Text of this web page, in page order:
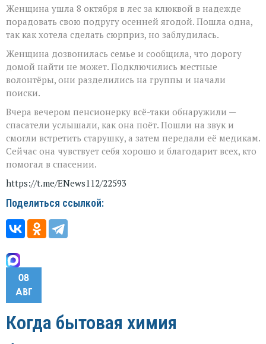
спасла
жизнь
летней
бабушке,
потерявшейся
в
лесу
Женщина ушла 8 октября в лес за клюквой в надежде
порадовать свою подругу осенней ягодой. Пошла одна,
так как хотела сделать сюрприз, но заблудилась.
Женщина дозвонилась семье и сообщила, что дорогу
домой найти не может. Подключились местные
волонтёры, они разделились на группы и начали
поиски.
Вчера вечером пенсионерку всё-таки обнаружили —
спасатели услышали, как она поёт. Пошли на звук и
смогли встретить старушку, а затем передали её медикам.
Сейчас она чувствует себя хорошо и благодарит всех, кто
помогал в спасении.
https://t.me/ENews112/22593
Поделиться ссылкой:
08
АВГ
Когда бытовая химия